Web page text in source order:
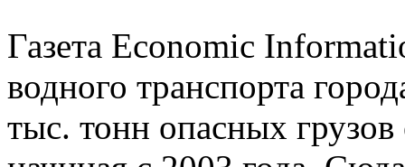
Газета Economic
водного транспорта
тыс. тонн опасных